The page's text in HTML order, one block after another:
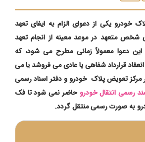
خودرو یکی از دعوای الزام به ایفای تعهد
شخص متعهد در موعد معینه از انجام تعهد
این دعوا معمولاً زمانی مطرح می شود، که
قرارداد شفاهی یا عادی می فروشد یا می
مرکز تعویض پلاک خودرو و دفتر اسناد رسمی
رسمی انتقال خودرو حاضر نمی شود تا فک
به صورت رسمی منتقل گردد.